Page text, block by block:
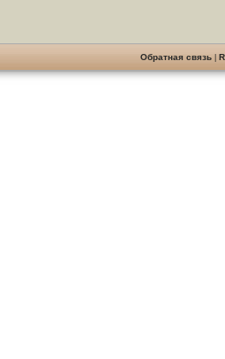
Обратная связь